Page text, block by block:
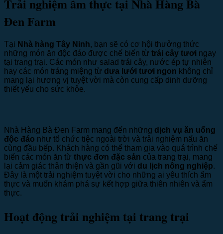
Trải nghiệm ẩm thực tại Nhà Hàng Bà
Đen Farm
Tại Nhà hàng Tây Ninh, bạn sẽ có cơ hội thưởng thức
những món ăn độc đáo được chế biến từ trái cây tươi ngay
tại trang trại. Các món như salad trái cây, nước ép tự nhiên
hay các món tráng miệng từ dưa lưới tươi ngon không chỉ
mang lại hương vị tuyệt vời mà còn cung cấp dinh dưỡng
thiết yếu cho sức khỏe.
Nhà Hàng Bà Đen Farm mang đến những dịch vụ ăn uống
độc đáo như tổ chức tiệc ngoài trời và trải nghiệm nấu ăn
cùng đầu bếp. Khách hàng có thể tham gia vào quá trình chế
biến các món ăn từ thực đơn đặc sản của trang trại, mang
lại cảm giác thân thiện và gần gũi với du lịch nông nghiệp.
Đây là một trải nghiệm tuyệt vời cho những ai yêu thích ẩm
thực và muốn khám phá sự kết hợp giữa thiên nhiên và ẩm
thực.
Hoạt động trải nghiệm tại trang trại